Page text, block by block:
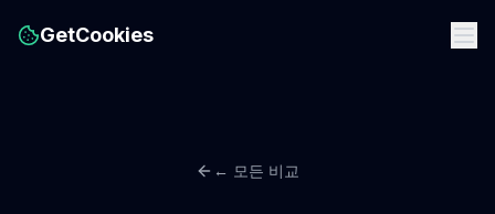
GetCookies
← 모든 비교